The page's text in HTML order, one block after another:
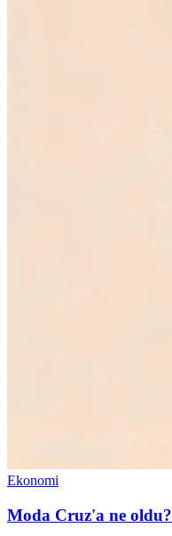
Ekonomi
Moda Cruz'a ne oldu?